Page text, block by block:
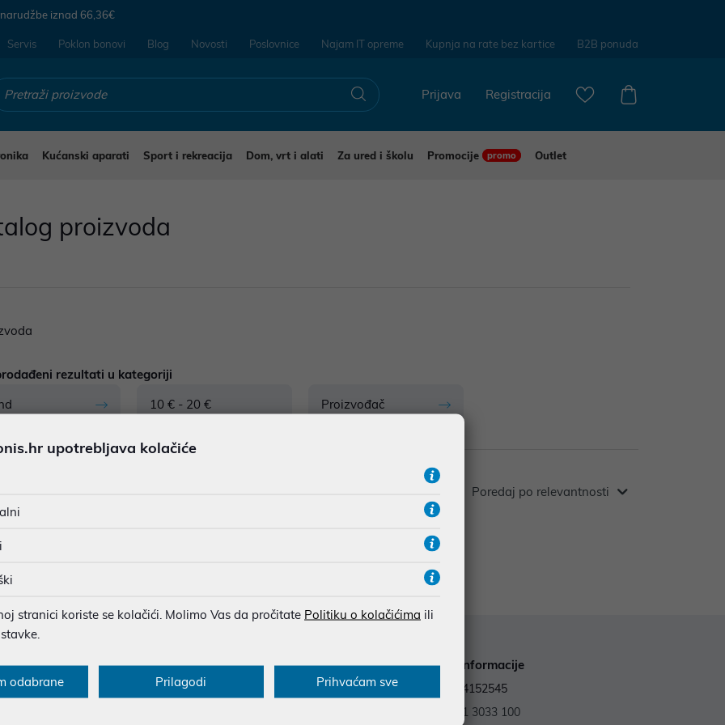
iznad 66,36€
Servis Poklon bonovi Blog Novosti Poslovnice Najam IT opreme Kupnja na rate bez kartice B2B ponuda
Registracija
Prijava
Kućanski aparati Sport i rekreacija Dom, vrt i alati Za ured i školu Promocije promo Outlet
proizvoda
rezultati u kategoriji
10 € - 20 € Proizvođač
Poredaj po relevantnosti
za kupce Saznajte više
Blog
Kontakt informacije
OIB: 59964152545
+385 1 3033 100
upotrebljava kolačiće
stranici koriste se kolačići. Molimo Vas da pročitate Politiku o kolačićima ili
odabrane Prilagodi Prihvaćam sve